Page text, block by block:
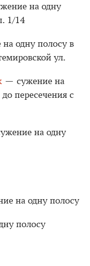
на одну
1/14
одну полосу в
ул.
— сужение на
пересечения с
на одну
на одну полосу
полосу